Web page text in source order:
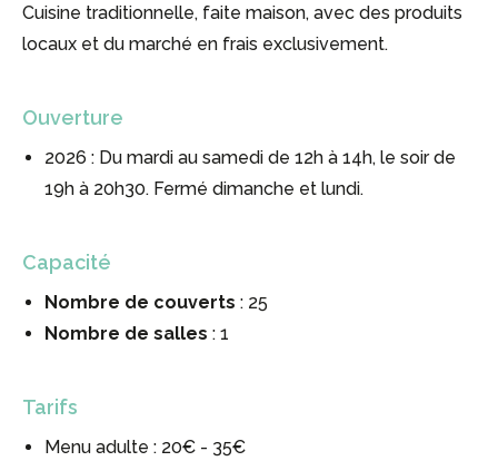
Cuisine traditionnelle, faite maison, avec des produits
locaux et du marché en frais exclusivement.
Ouverture
2026 : Du mardi au samedi de 12h à 14h, le soir de
19h à 20h30. Fermé dimanche et lundi.
Capacité
Nombre de couverts : 25
Nombre de salles : 1
Tarifs
Menu adulte : 20€ - 35€